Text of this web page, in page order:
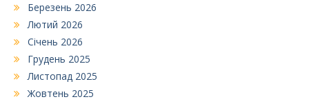
Березень 2026
Лютий 2026
Січень 2026
Грудень 2025
Листопад 2025
Жовтень 2025